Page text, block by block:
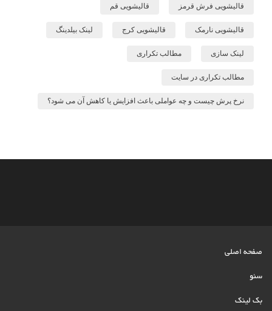
قالیشویی فرش قرمز قالیشویی قم
قالیشویی نارمک قالیشویی کرج لینک بیلدینگ
لینک سازی مطالب تکراری
مطالب تکراری در سایت
نرخ پرش چیست و چه عواملی باعث افزایش یا کاهش آن می شود؟
صفحه اصلی
سئو
بک لینک